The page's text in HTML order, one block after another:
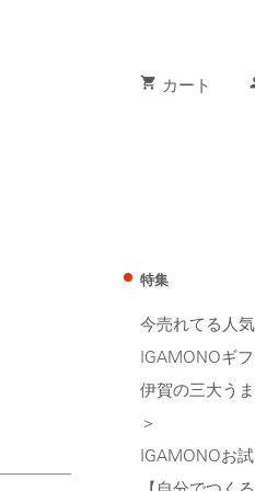
shopping_cart カート
特集
今売れてる人気
IGAMONOギフ
伊賀の三大う
＞
IGAMONOお